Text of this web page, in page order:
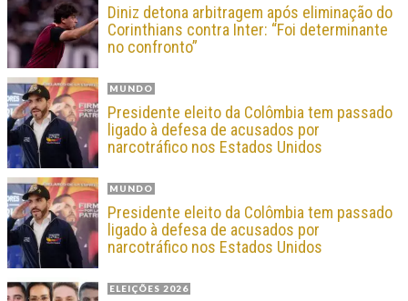
Diniz detona arbitragem após eliminação do
Corinthians contra Inter: “Foi determinante
no confronto”
MUNDO
Presidente eleito da Colômbia tem passado
ligado à defesa de acusados por
narcotráfico nos Estados Unidos
MUNDO
Presidente eleito da Colômbia tem passado
ligado à defesa de acusados por
narcotráfico nos Estados Unidos
ELEIÇÕES 2026